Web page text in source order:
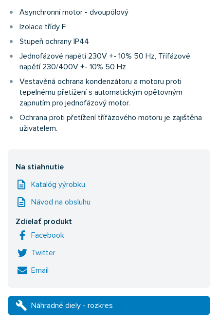
Asynchronní motor - dvoupólový
Izolace třídy F
Stupeň ochrany IP44
Jednofázové napětí 230V +- 10% 50 Hz, Třífázové
napětí 230/400V +- 10% 50 Hz
Vestavěná ochrana kondenzátoru a motoru proti
tepelnému přetížení s automatickým opětovným
zapnutím pro jednofázový motor.
Ochrana proti přetížení třífázového motoru je zajištěna
uživatelem.
Na stiahnutie
description Katalóg yýrobku
description Návod na obsluhu
Zdielať produkt
Facebook
Twitter
Email
build Náhradné diely - rozkres